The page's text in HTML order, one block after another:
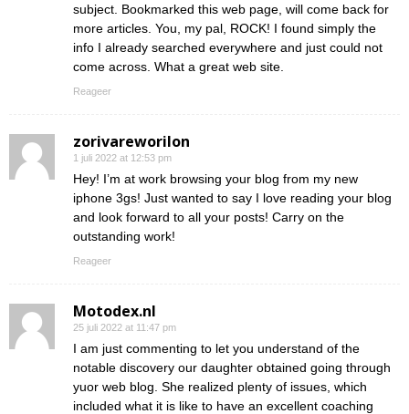
subject. Bookmarked this web page, will come back for
more articles. You, my pal, ROCK! I found simply the
info I already searched everywhere and just could not
come across. What a great web site.
Reageer
zorivareworilon
1 juli 2022 at 12:53 pm
Hey! I’m at work browsing your blog from my new
iphone 3gs! Just wanted to say I love reading your blog
and look forward to all your posts! Carry on the
outstanding work!
Reageer
Motodex.nl
25 juli 2022 at 11:47 pm
I am just commenting to let you understand of the
notable discovery our daughter obtained going through
yuor web blog. She realized plenty of issues, which
included what it is like to have an excellent coaching